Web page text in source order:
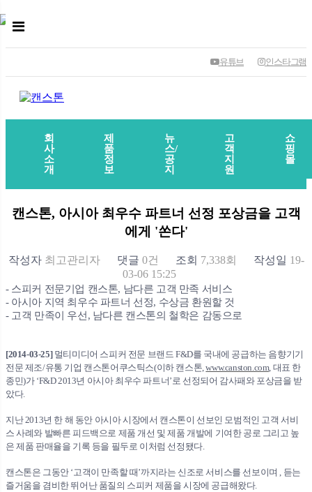
유튜브 인스타그램
회
사
소
개
제
품
정
보
뉴
스/
공
지
고
객
지
원
쇼
핑
몰
캔스톤, 아시아 최우수 파트너 선정 포상금을 고객
에게 '쏜다'
작성자최고관리자 댓글 0건 조회 7,338회 작성일 19-
03-06 15:25
- 스피커 전문기업 캔스톤, 남다른 고객 만족 서비스
- 아시아 지역 최우수 파트너 선정, 수상금 환원할 것
- 고객 만족이 우선 , 남다른 캔스톤의 철학은 감동으로
[2014-03-25]멀티미디어 스피커 전문 브랜드 F&D를 국내에 공급하는 음향기기
전문 제조/유통 기업 캔스톤어쿠스틱스(이하 캔스톤,www.canston.com, 대표 한
종민)가 ‘F&D 2013년 아시아 최우수 파트너’로 선정되어 감사패와 포상금을 받
았다.
지난 2013년 한 해 동안 아시아 시장에서 캔스톤이 선보인 모범적인 고객 서비
스 사례와 발빠른 피드백으로 제품 개선 및 제품 개발에 기여한 공로 그리고 높
은 제품 판매율을 기록 등을 필두로 이처럼 선정됐다.
캔스톤은 그동안 ‘고객이 만족할 때’까지라는 신조로 서비스를 선보이며 , 듣는
즐거움을 겸비한 뛰어난 품질의 스피커 제품을 시장에 공급해왔다.